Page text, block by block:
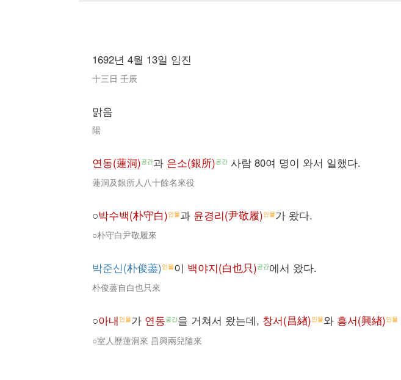
1692년 4월 13일 임진
十三日 壬辰
맑음
陽
연동(蓮洞)공간과 은소(銀所)공간 사람 80여 명이 와서 일했다.
蓮洞及銀所人八十餘名來役
○박수백(朴守白)인물과 윤경리(尹敬履)인물가 왔다.
○朴守白尹敬履來
박준신(朴俊藎)인물이 백야지(白也只)공간에서 왔다.
朴俊藎自白也只來
○아내 인물가 연동공간을 거쳐서 왔는데, 창서(昌緖)인물와 흥서(興緖)인물
○室人歷蓮洞來 昌興兩兒隨來